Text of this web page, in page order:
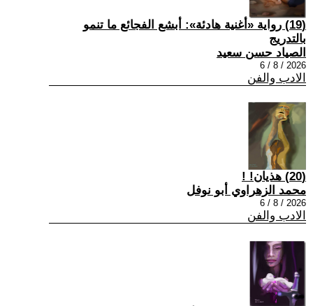
(19) رواية «أغنية هادئة»: أبشع الفجائع ما تنمو
بالتدريج
الصياد حسن سعيد
2026 / 8 / 6
الادب والفن
(20) هذيان! !
محمد الزهراوي أبو نوفل
2026 / 8 / 6
الادب والفن